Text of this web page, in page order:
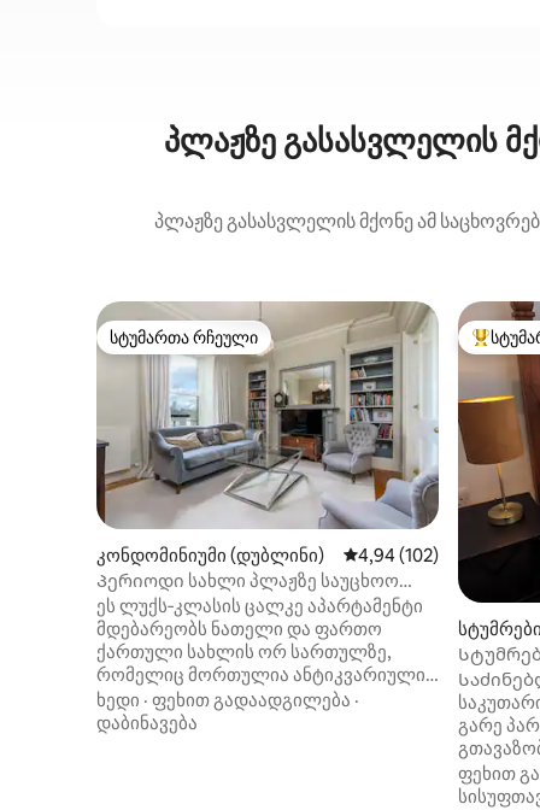
პლაჟზე გასასვლელის
პლაჟზე გასასვლელის მქონე ამ
სტუმართა რჩეული
სტუმართა რჩეული
კონდომინიუმი (დუბლინი) საშუალო შეფასებაა
4,94 (102)
Პერიოდი სახლი პლაჟზე საუცხოო
ხედებით
ეს ლუქს‑კლასის ცალკე აპარტამენტი
მდებარეობს ნათელი და ფართო
ქართული სახლის ორ სართულზე,
რომელიც მორთულია ანტიკვარიული
ნივთებით და კეთილმოწყობილია
კომფორტისთვის. წინა ოთახებიდან
ხედი · ფეხით გადაადგილება ·
დაბინავება
ey)
გარე
ფეხით